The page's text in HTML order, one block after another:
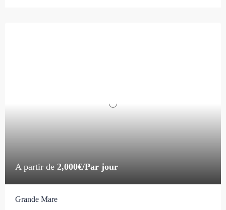
A partir de 2,000€/Par jour
Grande Mare